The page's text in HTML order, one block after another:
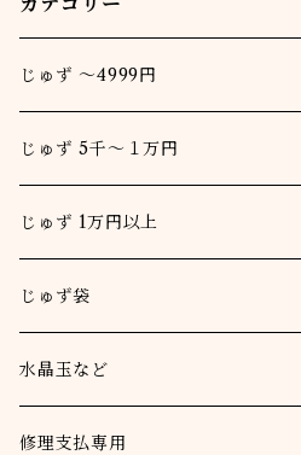
じゅず ～4999円
男
女
一重念珠
二重念珠
じゅず 5千～１万円
男
女
一重念珠
二重念珠
じゅず 1万円以上
男
女
一重念珠
本連
じゅず袋
水晶玉など
修理支払専用